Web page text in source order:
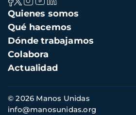
Navegación
principal
Quienes somos
Qué hacemos
Dónde trabajamos
Colabora
Actualidad
Información
de
© 2026 Manos Unidas
info@manosunidas.org